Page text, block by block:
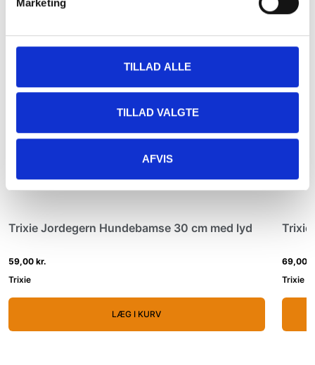
TILLAD ALLE
TILLAD VALGTE
AFVIS
Trixie Jordegern Hundebamse 30 cm med lyd
59,00 kr.
Trixie
LÆG I KURV
Trixie
69,00
Trixie